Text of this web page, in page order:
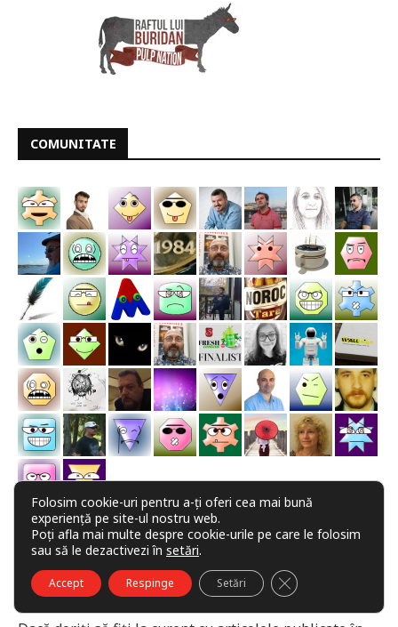
COMUNITATE
ABONAMENT LA REVISTĂ PRIN EMAIL
Folosim cookie-uri pentru a-ți oferi cea mai bună
experiență pe site-ul nostru web.
Poți afla mai multe despre cookie-urile pe care le folosim
sau să le dezactivezi în setări.
Accept Respinge Setări CLOSE GDPR